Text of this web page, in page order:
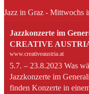
Jazz in Graz - Mittwochs
Jazzkonzerte im
CREATIVE
www.creativeaustria.at
5.7. – 23.8.2023 Was
Jazzkonzerte im
finden Konzerte in